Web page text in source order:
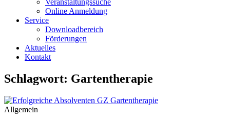
Veranstaltungssuche
Online Anmeldung
Service
Downloadbereich
Förderungen
Aktuelles
Kontakt
Schlagwort: Gartentherapie
Allgemein